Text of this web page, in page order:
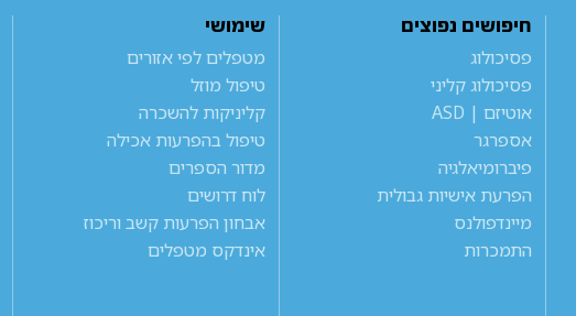
חיפושים נפוצים
פסיכולוג
פסיכולוג קליני
אוטיזם | ASD
אספרגר
פיברומיאלגיה
הפרעת אישיות גבולית
מיינדפולנס
התמכרות
שימושי
מטפלים לפי אזורים
טיפול מוזל
קליניקות להשכרה
טיפול בהפרעות אכילה
מדור הספרים
לוח דרושים
אבחון הפרעות קשב וריכוז
אינדקס מטפלים